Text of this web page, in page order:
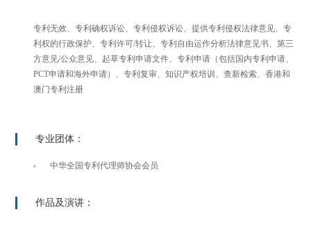
专利无效、专利确权诉讼、专利侵权诉讼、提供专利侵权法律意见、专
利权的行政保护、专利许可/转让、专利自由运作分析法律意见书、第三
方意见/公众意见、起草专利申请文件、专利申请（包括国内专利申请、
PCT申请和海外申请）、专利复审、知识产权培训、查新检索、香港和
澳门专利注册
专业团体：
中华全国专利代理师协会会员
作品及演讲：